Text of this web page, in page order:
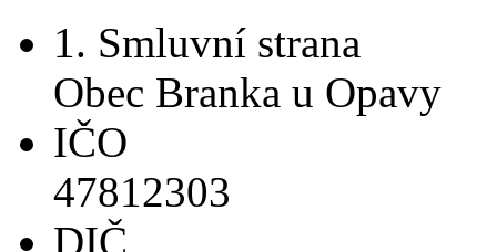
1. Smluvní strana
Obec Branka u Opavy
IČO
47812303
DIČ